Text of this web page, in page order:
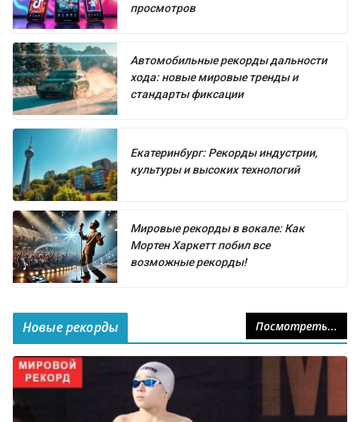
просмотров
Автомобильные рекорды дальности
хода: новые мировые тренды и
стандарты фиксации
Екатеринбург: Рекорды индустрии,
культуры и высоких технологий
Мировые рекорды в вокале: Как
Мортен Харкетт побил все
возможные рекорды!
Новые рекорды Посмотреть...